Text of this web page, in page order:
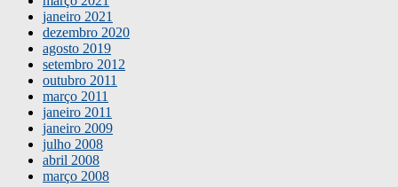
janeiro 2021
dezembro 2020
agosto 2019
setembro 2012
outubro 2011
março 2011
janeiro 2011
janeiro 2009
julho 2008
abril 2008
março 2008